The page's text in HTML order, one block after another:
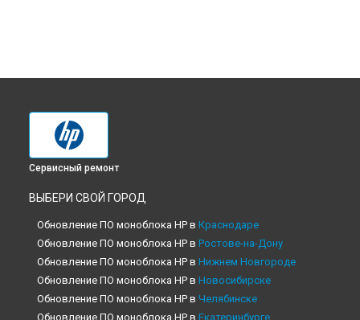
Сервисный ремонт
ВЫБЕРИ СВОЙ ГОРОД
Обновление ПО моноблока HP в Краснодаре
Обновление ПО моноблока HP в Ростове-на-Дону
Обновление ПО моноблока HP в Нижнем Новгороде
Обновление ПО моноблока HP в Новосибирске
Обновление ПО моноблока HP в Челябинске
Обновление ПО моноблока HP в Екатеринбурге